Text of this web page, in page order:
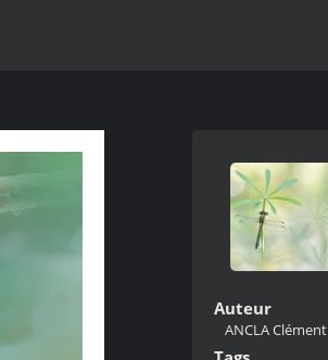
Auteur
ANCLA Clément